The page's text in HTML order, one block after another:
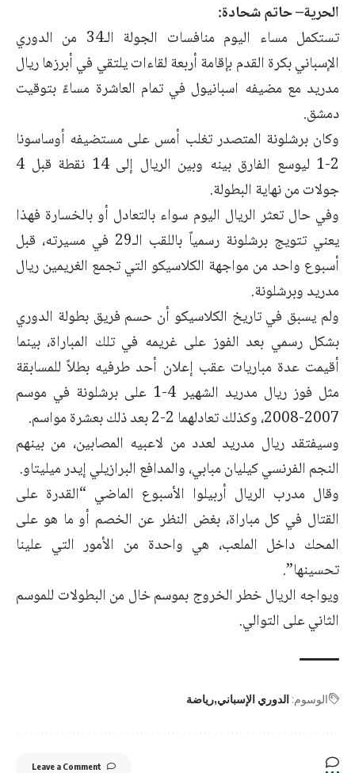
الحرية– حاتم شحادة:
تستكمل مساء اليوم منافسات الجولة الـ34 من الدوري
الإسباني بكرة القدم بإقامة أربعة لقاءات يلتقي في أبرزها ريال
مدريد مع مضيفه اسبانيول في تمام العاشرة مساءً بتوقيت
دمشق.
وكان برشلونة المتصدر تغلب أمس على مستضيفه أوساسونا
2-1 ليوسع الفارق بينه وبين الريال إلى 14 نقطة قبل 4
جولات من نهاية البطولة.
وفي حال تعثر الريال اليوم سواء بالتعادل أو بالخسارة فهذا
يعني تتويج برشلونة رسمياً باللقب الـ29 في مسيرته، قبل
أسبوع واحد من مواجهة الكلاسيكو التي تجمع الغريمين ريال
مدريد وبرشلونة.
ولم يسبق في تاريخ الكلاسيكو أن حسم فريق بطولة الدوري
بشكل رسمي بعد الفوز على غريمه في تلك المباراة، بينما
أقيمت عدة مباريات عقب إعلان أحد طرفيه بطلاً للمسابقة
مثل فوز ريال مدريد الشهير 4-1 على برشلونة في موسم
2007-2008، وكذلك تعادلهما 2-2 بعد ذلك بعشرة مواسم.
وسيفتقد ريال مدريد لعدد من لاعبيه المصابين، من بينهم
النجم الفرنسي كيليان مبابي، والمدافع البرازيلي إيدر ميليتاو.
وقال مدرب الريال أربيلوا الأسبوع الماضي “القدرة على
القتال في كل مباراة، بغض النظر عن الخصم أو ما هو على
المحك داخل الملعب، هي واحدة من الأمور التي علينا
تحسينها”.
ويواجه الريال خطر الخروج بموسم خال من البطولات للموسم
الثاني على التوالي.
الوسوم: الدوري الإسباني رياضة
Leave a Comment